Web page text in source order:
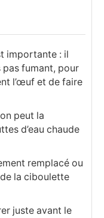
importante : il
fumant, pour
l’œuf et de faire
peut la
d’eau chaude
remplacé ou
la ciboulette
juste avant le